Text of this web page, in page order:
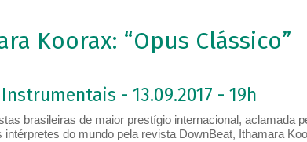
Koorax: “Opus Clássico”
- 13.09.2017 - 19h
brasileiras de maior prestígio internacional, aclamada
intérpretes do mundo pela revista DownBeat, Ithamara